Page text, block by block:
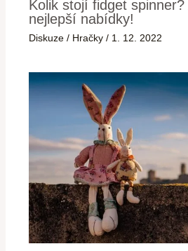
Kolik stojí fidget
nejlepší nabídky!
Diskuze / Hračky / 1. 12. 2022